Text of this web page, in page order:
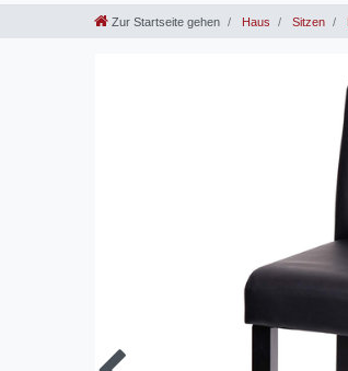
Zur Startseite gehen Haus Sitzen